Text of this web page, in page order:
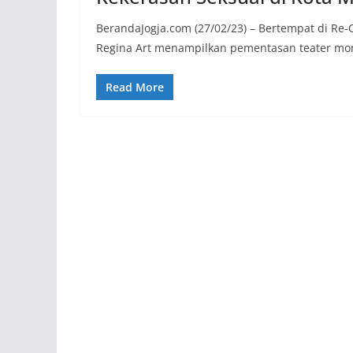
BerandaJogja.com (27/02/23) – Bertempat di
Regina Art menampilkan pementasan teater
Read More